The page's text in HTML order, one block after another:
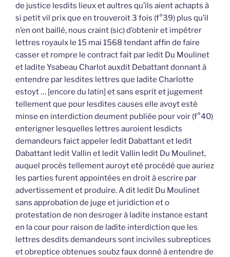
de justice lesdits lieux et aultres qu’ils aient achapts à
si petit vil prix que en trouveroit 3 fois (f°39) plus qu’il
n’en ont baillé, nous craint (sic) d’obtenir et impétrer
lettres royaulx le 15 mai 1568 tendant affin de faire
casser et rompre le contract fait par ledit Du Moulinet
et ladite Ysabeau Charlot auxdit Debattant donnant à
entendre par lesdites lettres que ladite Charlotte
estoyt … [encore du latin] et sans esprit et jugement
tellement que pour lesdites causes elle avoyt esté
minse en interdiction deument publiée pour voir (f°40)
enterigner lesquelles lettres auroient lesdicts
demandeurs faict appeler ledit Dabattant et ledit
Dabattant ledit Vallin et ledit Vallin ledit Du Moulinet,
auquel procès tellement auroyt eté procédé que auriez
les parties furent appointées en droit à escrire par
advertissement et produire. A dit ledit Du Moulinet
sans approbation de juge et juridiction et o
protestation de non desroger à ladite instance estant
en la cour pour raison de ladite interdiction que les
lettres desdits demandeurs sont inciviles subreptices
et obreptice obtenues soubz faux donné à entendre de